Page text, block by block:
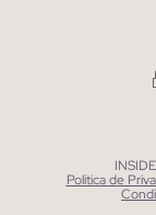
Política de